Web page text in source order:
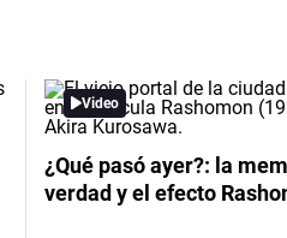
Video
¿Qué pasó ayer?: la
verdad y el efecto